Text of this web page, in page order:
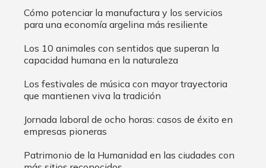
Cómo potenciar la manufactura y los servicios
para una economía argelina más resiliente
Los 10 animales con sentidos que superan la
capacidad humana en la naturaleza
Los festivales de música con mayor trayectoria
que mantienen viva la tradición
Jornada laboral de ocho horas: casos de éxito en
empresas pioneras
Patrimonio de la Humanidad en las ciudades con